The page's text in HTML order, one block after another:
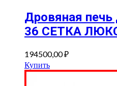
Дровяная печь
36 СЕТКА
194500,00₽
Купить